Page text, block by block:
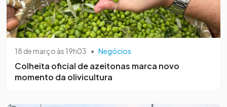
18 de março às 19h03 • Negócios
Colheita oficial de azeitonas marca novo
momento da olivicultura